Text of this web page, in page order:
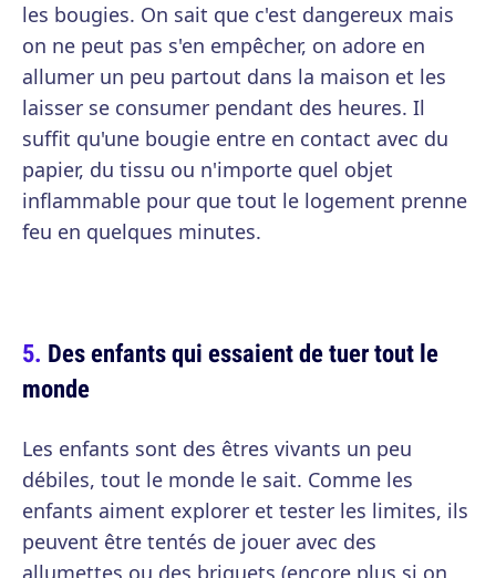
les bougies. On sait que c'est dangereux mais
on ne peut pas s'en empêcher, on adore en
allumer un peu partout dans la maison et les
laisser se consumer pendant des heures. Il
suffit qu'une bougie entre en contact avec du
papier, du tissu ou n'importe quel objet
inflammable pour que tout le logement prenne
feu en quelques minutes.
Des enfants qui essaient de tuer tout le
monde
Les enfants sont des êtres vivants un peu
débiles, tout le monde le sait. Comme les
enfants aiment explorer et tester les limites, ils
peuvent être tentés de jouer avec des
allumettes ou des briquets (encore plus si on